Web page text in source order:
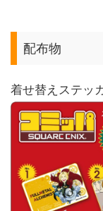
配布物
着せ替えステッ